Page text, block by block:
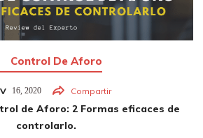
Control De Aforo
16, 2020 Compartir
de Aforo: 2 Formas eficaces de
controlarlo.